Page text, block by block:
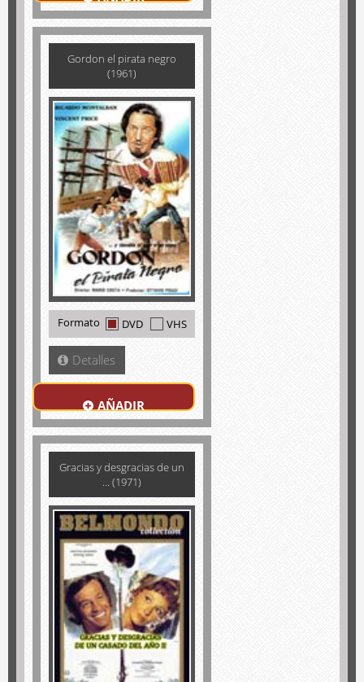
Gordon el pirata negro
(1961)
Formato DVD VHS
Detalles
AÑADIR
Gracias y desgracias de un
... (1971)